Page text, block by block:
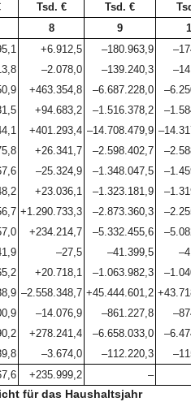
Tsd. € Tsd. €
8 9
+6.912,5 –180.963,9
–2.078,0 –139.240,3
+463.354,8 –6.687.228,0
+94.683,2 –1.516.378,2
+401.293,4 –14.708.479,9
+26.341,7 –2.598.402,7
–25.324,9 –1.348.047,5
+23.036,1 –1.323.181,9
+1.290.733,3 –2.873.360,3
+234.214,7 –5.332.455,6
–27,5 –41.399,5
+20.718,1 –1.063.982,3
–2.558.348,7 +45.444.601,2
–14.076,9 –861.227,8
+278.241,4 –6.658.033,0
–3.674,0 –112.220,3
+235.999,2 –
für das Haushaltsjahr